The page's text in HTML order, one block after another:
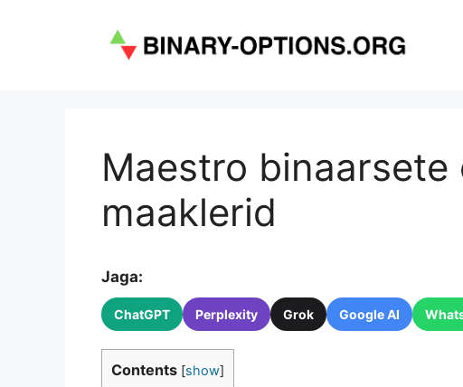
Maestro
maaklerid
Jaga:
ChatGPT Perplexity Grok Google AI
Contents [show]